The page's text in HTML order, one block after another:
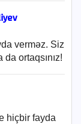
verməz. Siz
ortaqsınız!
hiçbir fayda